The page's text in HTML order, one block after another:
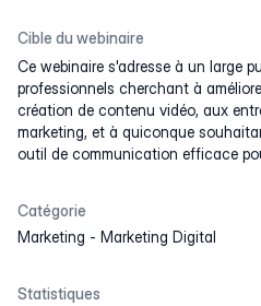
Cible du webinaire
Ce webinaire s'adresse à un large
professionnels cherchant à
création de contenu vidéo, aux
marketing, et à quiconque
outil de communication efficace
Catégorie
Marketing - Marketing Digital
Statistiques